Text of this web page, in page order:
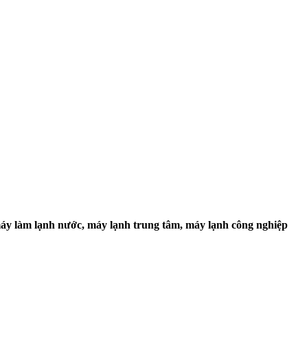
làm lạnh nước, máy lạnh trung tâm, máy lạnh công nghiệp